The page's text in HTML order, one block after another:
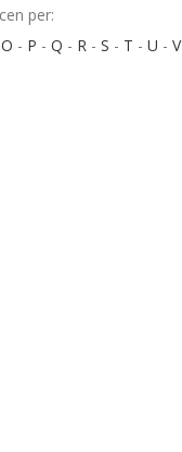
per:
O - P - Q - R - S - T - U - V